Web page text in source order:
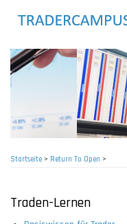
Startseite> Return To Open >
Traden-Lernen